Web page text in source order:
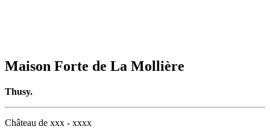
Maison Forte de La Mollière
Thusy.
Château de xxx - xxxx